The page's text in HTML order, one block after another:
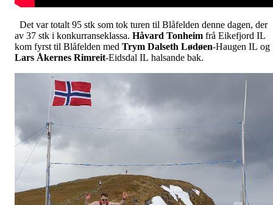
Det var totalt 95 stk som tok turen til Blåfelden denne dagen, der
av 37 stk i konkurranseklassa. Håvard Tonheim frå Eikefjord IL
kom fyrst til Blåfelden med Trym Dalseth Lødøen-Haugen IL og
Lars Åkernes Rimreit-Eidsdal IL halsande bak.